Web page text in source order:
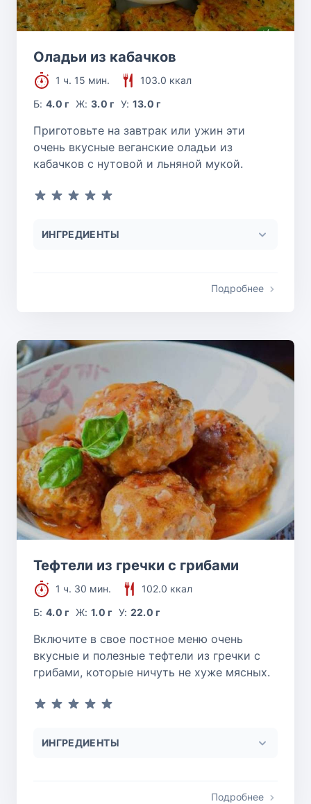
Оладьи из кабачков
1 ч. 15 мин.
103.0 ккал
Б:4.0 г Ж: 3.0 г У: 13.0 г
Приготовьте на завтрак или ужин эти
очень вкусные веганские оладьи из
кабачков с нутовой и льняной мукой.
ИНГРЕДИЕНТЫ
Подробнее
Тефтели из гречки с грибами
1 ч. 30 мин.
102.0 ккал
Б:4.0 г Ж: 1.0 г У: 22.0 г
Включите в свое постное меню очень
вкусные и полезные тефтели из гречки с
грибами, которые ничуть не хуже мясных.
ИНГРЕДИЕНТЫ
Подробнее